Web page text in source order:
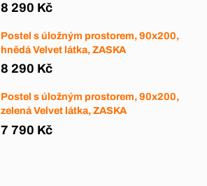
8 290 Kč
Postel s úložným prostorem, 90x200,
hnědá Velvet látka, ZASKA
8 290 Kč
Postel s úložným prostorem, 90x200,
zelená Velvet látka, ZASKA
7 790 Kč